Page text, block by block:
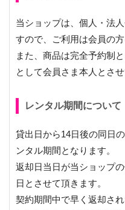
当ショップは、個人・法
すので、ご利用は会員の
また、商品は完全予約制
として会員さま本人とさせ
レンタル期間について
貸出日から14日後の同日
ンタル期間となります。
返却日当日が当ショップ
日とさせて頂きます。
契約期間中で早く返却さ